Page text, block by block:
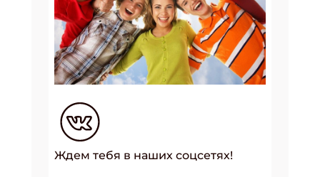
Ждем тебя в наших соцсетях!